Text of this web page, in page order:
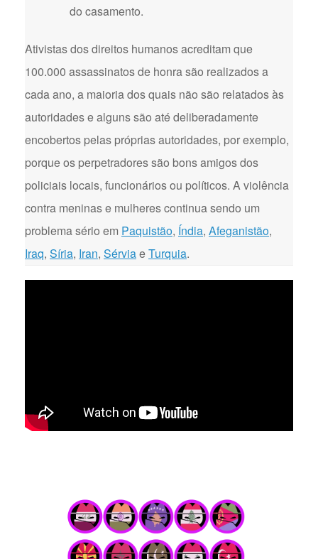
do casamento.
Ativistas dos direitos humanos acreditam que
100.000 assassinatos de honra são realizados a
cada ano, a maioria dos quais não são relatados às
autoridades e alguns são até deliberadamente
encobertos pelas próprias autoridades, por exemplo,
porque os perpetradores são bons amigos dos
policiais locais, funcionários ou políticos. A violência
contra meninas e mulheres continua sendo um
problema sério em Paquistão, Índia, Afeganistão,
Iraq, Síria, Iran, SérviaeTurquia.